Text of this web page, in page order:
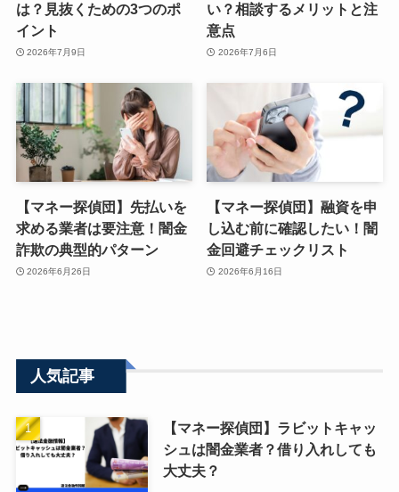
は？見抜くための3つのポ
イント
2026年7月9日
い？相談するメリットと注
意点
2026年7月6日
【マネー探偵団】先払いを
求める業者は要注意！闇金
詐欺の典型的パターン
2026年6月26日
【マネー探偵団】融資を申
し込む前に確認したい！闇
金回避チェックリスト
2026年6月16日
人気記事
【マネー探偵団】ラビットキャッ
シュは闇金業者？借り入れしても
大丈夫？